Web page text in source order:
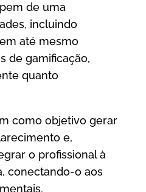
de uma
incluindo
até mesmo
de gamificação,
quanto
como objetivo gerar
e,
o profissional à
conectando-o aos